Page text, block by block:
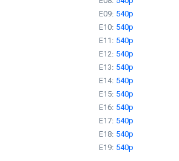
E09: 540p
E10: 540p
E11: 540p
E12: 540p
E13: 540p
E14: 540p
E15: 540p
E16: 540p
E17: 540p
E18: 540p
E19: 540p